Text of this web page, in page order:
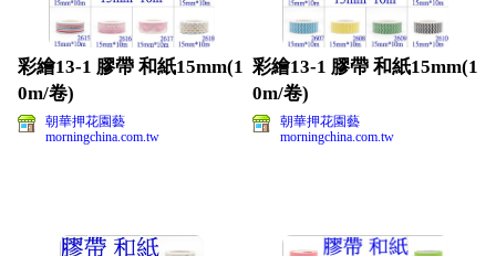
彩繪13-1 膠帶 和紙15mm(1
0m/卷)
朝華押花園藝
morningchina.com.tw
彩繪13-1 膠帶 和紙15mm(1
0m/卷)
朝華押花園藝
morningchina.com.tw